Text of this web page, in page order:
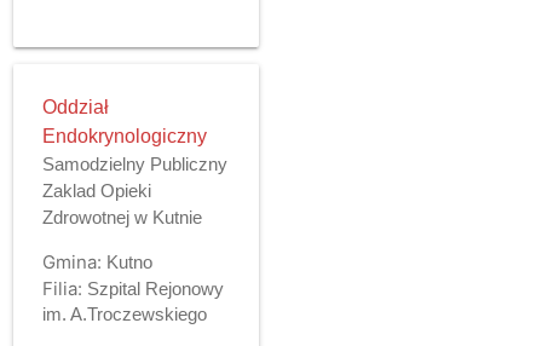
Oddział
Endokrynologiczny
Samodzielny Publiczny
Zaklad Opieki
Zdrowotnej w Kutnie
Gmina: Kutno
Filia: Szpital Rejonowy
im. A.Troczewskiego